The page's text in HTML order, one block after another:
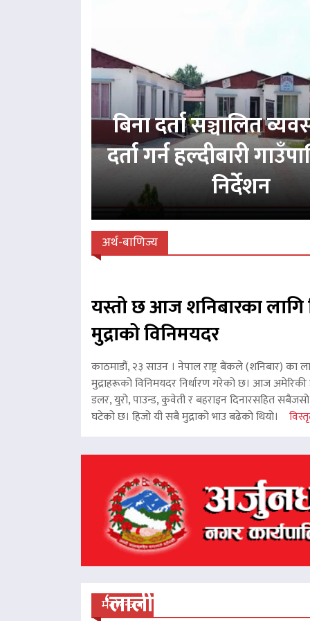
बिना दर्ता सञ्चालित
दर्ता गर्न हल्दीबारी
निर्देशन
अर्थ-बाणिज्य
यस्तो छ आज शनिबारका लागि
मुद्राको विनिमयदर
काठमाडौं, २३ साउन । नेपाल राष्ट्र बैंकले (शनिबार) का
मुद्राहरूको विनिमयदर निर्धारण गरेको छ। आज
डलर, युरो, पाउन्ड, कुवेती र बहराइन दिनारसहित
घटेको छ। हिजो यी सबै मुद्राको भाउ बढेको थियो।
मनोरन्जन
‘लालीबजार’को सफल